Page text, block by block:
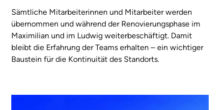
Sämtliche Mitarbeiterinnen und Mitarbeiter werden
übernommen und während der Renovierungsphase im
Maximilian und im Ludwig weiterbeschäftigt. Damit
bleibt die Erfahrung der Teams erhalten – ein wichtiger
Baustein für die Kontinuität des Standorts.